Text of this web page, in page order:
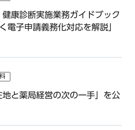
健康診断実施業務ガイドブック
電子申請義務化対応を解説」
地と薬局経営の次の一手」を公